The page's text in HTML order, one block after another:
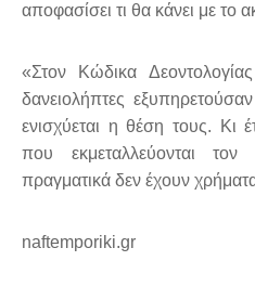
αποφασίσει τι θα κάνει με το
«Στον Κώδικα
δανειολήπτες
ενισχύεται η θέση τους. Κι
που εκμεταλλεύονται
πραγματικά δεν έχουν
naftemporiki.gr